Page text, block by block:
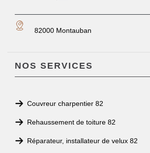
82000 Montauban
NOS SERVICES
Couvreur charpentier 82
Rehaussement de toiture 82
Réparateur, installateur de velux 82